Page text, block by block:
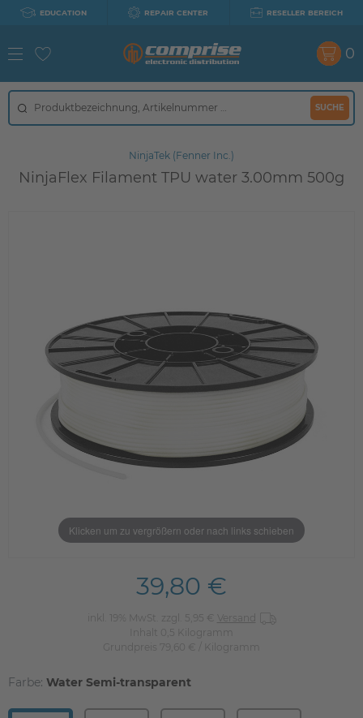
EDUCATION REPAIR CENTER RESELLER BEREICH
SUCHE
0
NinjaTek (Fenner Inc.)
NinjaFlex Filament TPU water 3.00mm 500g
Klicken um zu vergrößern oder nach links schieben
39,80 €
inkl. 19% MwSt. zzgl. 5,95 €
Versand
Inhalt
Kilogramm
79,60 € / Kilogramm
Farbe: Water Semi-transparent